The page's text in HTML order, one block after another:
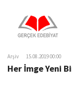
Arşiv 15.08.2019 00:00
Her İmge Yeni